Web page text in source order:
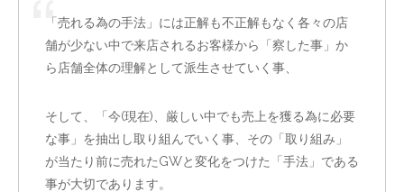
「売れる為の手法」には正解も不正解もなく各々の店
舗が少ない中で来店されるお客様から「察した事」か
ら店舗全体の理解として派生させていく事、
そして、「今(現在)、厳しい中でも売上を獲る為に必要
な事」を抽出し取り組んでいく事、その「取り組み」
が当たり前に売れたGWと変化をつけた「手法」である
事が大切であります。